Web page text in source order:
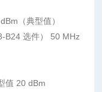
（典型值）
B24 选件） 50 MHz
值 20 dBm